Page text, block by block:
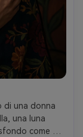
di una donna
una luna
come un